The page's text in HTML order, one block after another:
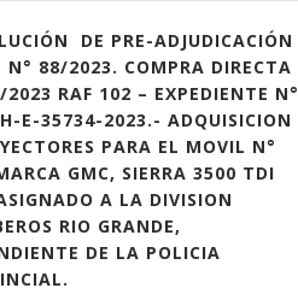
DE PRE-ADJUDICACIÓN
N° 88/2023. COMPRA DIRECTA
2023 RAF 102 – EXPEDIENTE N°
E-35734-2023.- ADQUISICION
PARA EL MOVIL N°
GMC, SIERRA 3500 TDI
A LA DIVISION
RIO GRANDE,
DE LA POLICIA